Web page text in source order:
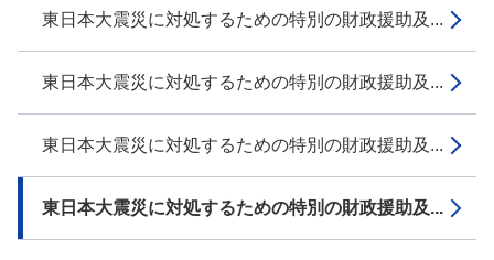
東日本大震災に対処するための特別の財政援助及...
東日本大震災に対処するための特別の財政援助及...
東日本大震災に対処するための特別の財政援助及...
東日本大震災に対処するための特別の財政援助及...